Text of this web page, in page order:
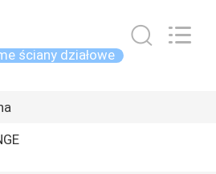
ściany działowe